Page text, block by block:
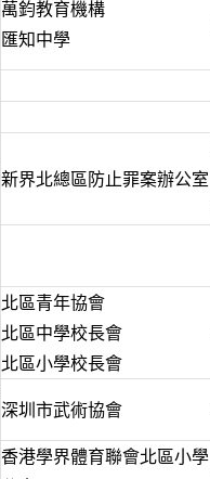
萬鈞教育機構
匯知中學
新界北總區防止罪案辦公室
北區青年協會
北區中學校長會
北區小學校長會
深圳市武術協會
香港學界體育聯會北區小學